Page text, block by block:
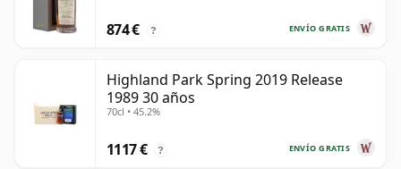
ENVÍO GRATIS
874 € ?
Highland Park Spring 2019 Release
1989 30 años
70cl • 45.2%
ENVÍO GRATIS
1117 € ?